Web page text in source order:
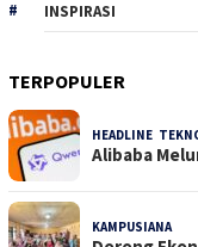
INSPIRASI
TERPOPULER
HEADLINE
Alibaba
KAMPUSIANA